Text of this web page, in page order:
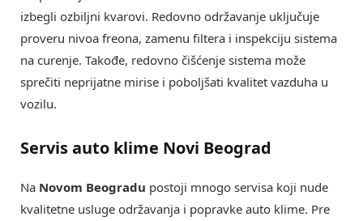
izbegli ozbiljni kvarovi. Redovno održavanje uključuje
proveru nivoa freona, zamenu filtera i inspekciju sistema
na curenje. Takođe, redovno čišćenje sistema može
sprečiti neprijatne mirise i poboljšati kvalitet vazduha u
vozilu.
Servis auto klime Novi Beograd
Na Novom Beogradu postoji mnogo servisa koji nude
kvalitetne usluge održavanja i popravke auto klime. Pre